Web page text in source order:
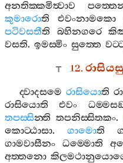
අනතික‍්කමිත්‍වාව
කුමාරොති එවංනාමකො
පටිවසතීති බහිනගරෙ
වසති. ඉමස‍්මිං සුත‍්තෙ
12.
ද‍්වාදසමෙ රාසියොති
රාසියොති
එවං
තපස‍්සින‍්ති තපනිස‍්සිතකං.
කොට‍්ඨාසා. ගාමොති
ගාමවාසීනං
ධම‍්මොති
අත‍්තනො